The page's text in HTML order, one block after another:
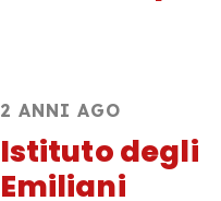
2 ANNI AGO
Istituto degli
Emiliani